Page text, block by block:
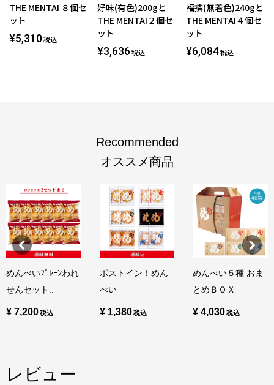
THE MENTAI ８個セ
ット
¥5,310 税込
好味(有色)200gと
THE MENTAI２個セ
ット
¥3,636 税込
福撰(無着色)240gと
THE MENTAI４個セ
ット
¥6,084税込
Recommended
オススメ商品
めんべいﾌﾟﾚｰﾝわれ
せんセット..
¥ 7,200
ポストイン！めん
べい
¥ 1,380
めんべい５種 おま
とめＢＯＸ
¥ 4,030
レビュー